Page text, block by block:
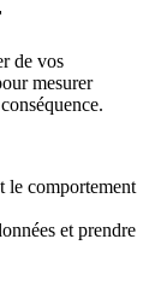
de vos
mesurer
le comportement
et prendre